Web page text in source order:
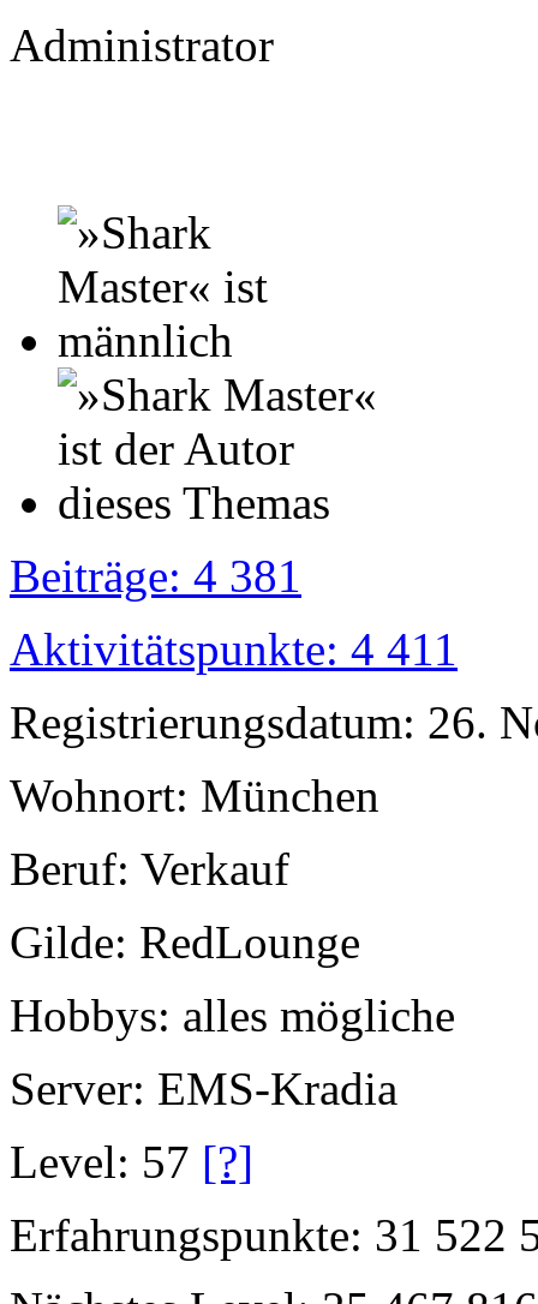
Administrator
Beiträge: 4 381
Aktivitätspunkte: 4 411
Registrierungsdatum: 26.
Wohnort: München
Beruf: Verkauf
Gilde: RedLounge
Hobbys: alles mögliche
Server: EMS-Kradia
Level: 57 [?]
Erfahrungspunkte: 31 522